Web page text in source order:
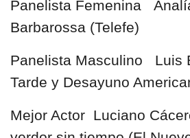
Panelista Femenina
Barbarossa (Telefe)
Panelista Masculino Luis
Tarde y Desayuno
Mejor Actor Luciano